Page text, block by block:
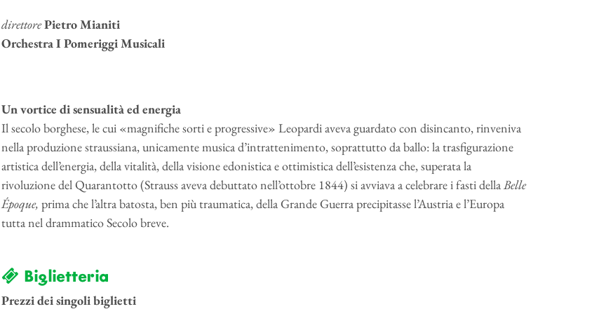
direttorePietro Mianiti
Orchestra I Pomeriggi Musicali
Un vortice di sensualità ed energia
Il secolo borghese, le cui «magnifiche sorti e progressive» Leopardi aveva guardato con disincanto, rinveniva
nella produzione straussiana, unicamente musica d’intrattenimento, soprattutto da ballo: la trasfigurazione
artistica dell’energia, della vitalità, della visione edonistica e ottimistica dell’esistenza che, superata la
rivoluzione del Quarantotto (Strauss aveva debuttato nell’ottobre 1844) si avviava a celebrare i fasti dellaBelle
Époque, prima che l’altra batosta, ben più traumatica, della Grande Guerra precipitasse l’Austria e l’Europa
tutta nel drammatico Secolo breve.
Biglietteria
Prezzi dei singoli biglietti